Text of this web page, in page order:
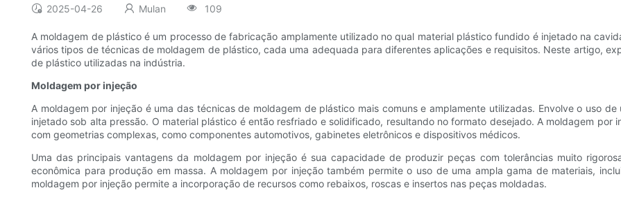
2025-04-26 Mulan 109
A moldagem de plástico é um processo de fabricação amplamente utilizado no qual material plástico fundido é injetado na
vários tipos de técnicas de moldagem de plástico, cada uma adequada para diferentes aplicações e requisitos. Neste artigo,
de plástico utilizadas na indústria.
Moldagem por injeção
A moldagem por injeção é uma das técnicas de moldagem de plástico mais comuns e amplamente utilizadas. Envolve o uso
injetado sob alta pressão. O material plástico é então resfriado e solidificado, resultando no formato desejado. A moldagem
com geometrias complexas, como componentes automotivos, gabinetes eletrônicos e dispositivos médicos.
Uma das principais vantagens da moldagem por injeção é sua capacidade de produzir peças com tolerâncias muito
econômica para produção em massa. A moldagem por injeção também permite o uso de uma ampla gama de materiais,
moldagem por injeção permite a incorporação de recursos como rebaixos, roscas e insertos nas peças moldadas.